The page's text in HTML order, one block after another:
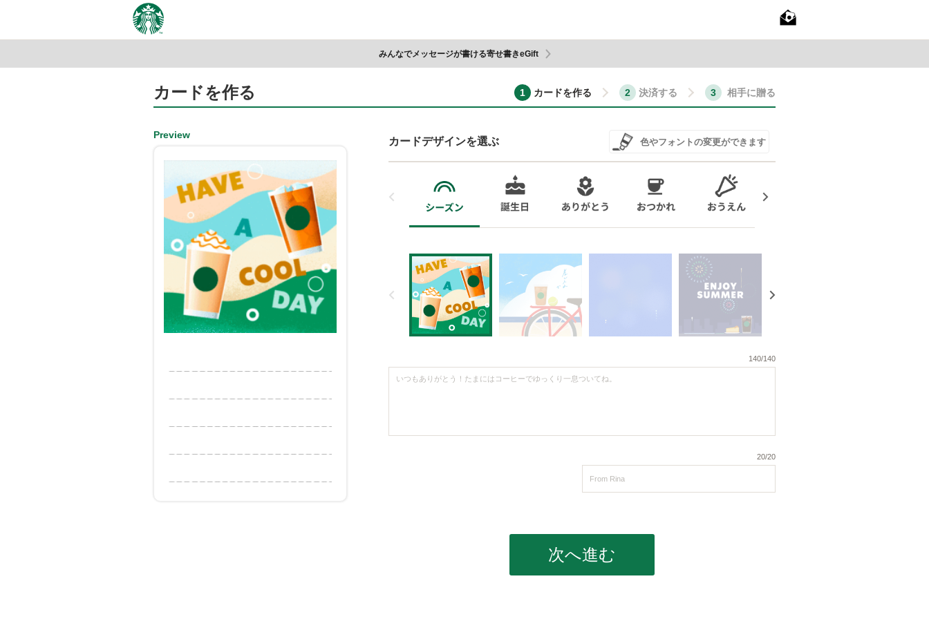
みんなでメッセージが書ける寄せ書きeGift
カードを作る カードを作る 決済する 相手に贈る
Preview
カードデザインを選ぶ 色やフォントの変更ができます
140/140
20/20